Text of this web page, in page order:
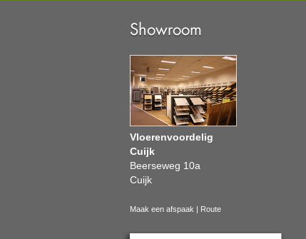
Showroom
Vloerenvoordelig
Cuijk
Beerseweg 10a
Cuijk
Maak een afspaak Route